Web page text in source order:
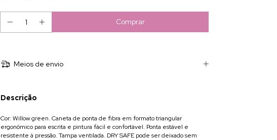
Meios de envio
Descrição
Cor: Willow green. Caneta de ponta de fibra em formato triangular
ergonômico para escrita e pintura fácil e confortável. Ponta estável e
resistente à pressão. Tampa ventilada. DRY SAFE pode ser deixado sem